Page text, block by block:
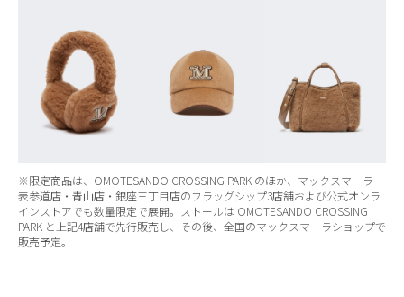
※限定商品は、OMOTESANDO CROSSING PARK のほか、マックスマーラ
表参道店・青山店・銀座三丁目店のフラッグシップ3店舗および公式オンラ
インストアでも数量限定で展開。ストールは OMOTESANDO CROSSING
PARK と上記4店舗で先行販売し、その後、全国のマックスマーラショップで
販売予定。